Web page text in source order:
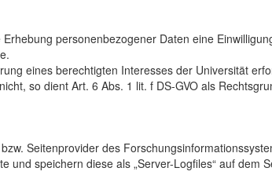
personenbezogener Daten eine
eines berechtigten Interesses der Universität
so dient Art. 6 Abs. 1 lit. f DS-GVO als
Seitenprovider des
und speichern diese als „Server-Logfiles“ auf